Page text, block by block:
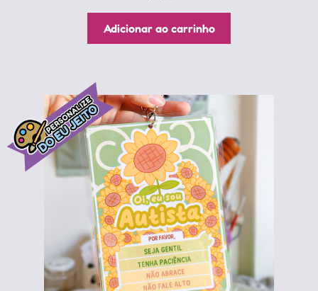
Adicionar ao carrinho